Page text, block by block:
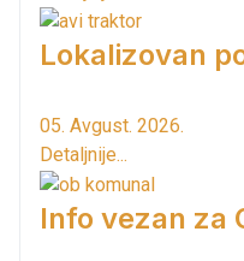
Lokalizovan
05. Avgust. 2026.
Detaljnije...
Info vezan za